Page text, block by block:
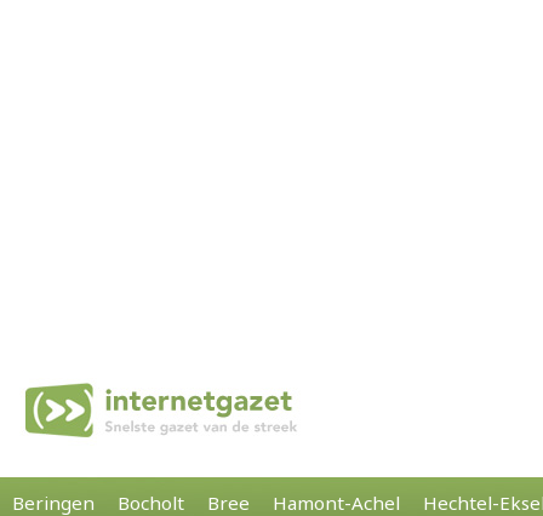
Beringen Bocholt Bree Hamont-Achel Hechtel-